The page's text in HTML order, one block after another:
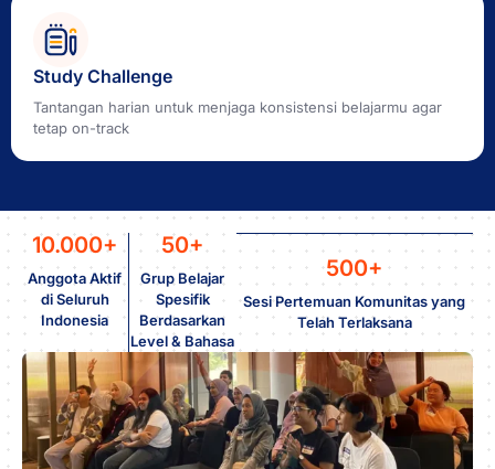
Study Challenge
Tantangan harian untuk menjaga konsistensi belajarmu agar
tetap on-track
10.000+
Anggota Aktif
di Seluruh
Indonesia
50+
Grup Belajar
Spesifik
Berdasarkan
Level & Bahasa
500+
Sesi Pertemuan Komunitas yang
Telah Terlaksana